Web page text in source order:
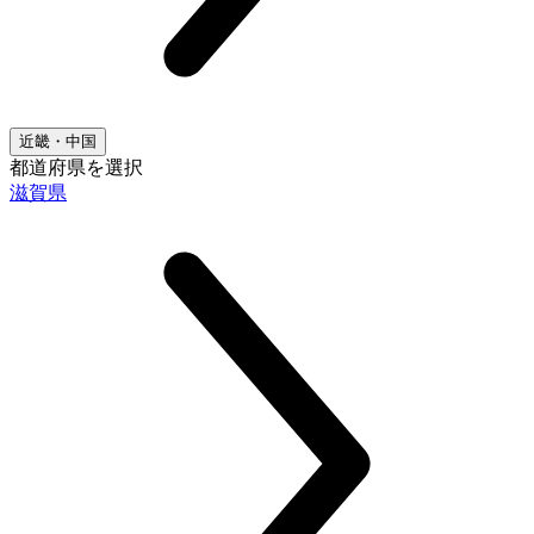
近畿・中国
都道府県を選択
滋賀県